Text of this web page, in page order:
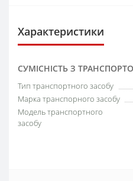
Характеристики
СУМІСНІСТЬ З
Тип транспортного засобу
Марка транспорного засобу
Модель транспортного
засобу